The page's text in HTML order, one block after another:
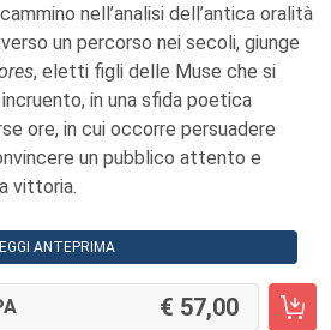
nell’analisi dell’antica oralità
un percorso nei secoli, giunge
, eletti figli delle Muse che si
in una sfida poetica
ore, in cui occorre persuadere
un pubblico attento e
vittoria.
ANTEPRIMA
57,00